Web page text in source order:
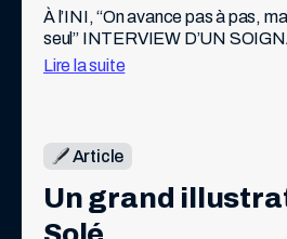
À l’INI, “On avance pas à pas,
seul” INTERVIEW D’UN
L’INSTITUTION NATIONALE
Lire la suite
Article
Un grand